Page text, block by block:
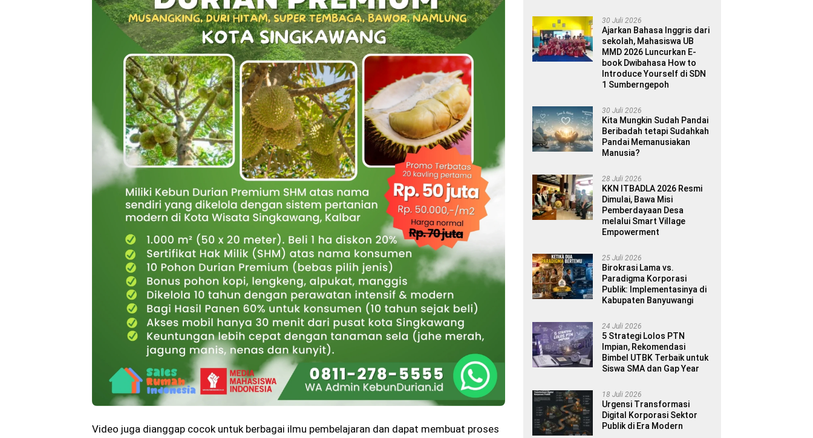
Video juga dianggap cocok untuk berbagai ilmu pembelajaran dan dapat membuat proses
30 Juli 2026
Ajarkan Bahasa Inggris dari
sekolah, Mahasiswa UB
MMD 2026 Luncurkan E-
book Dwibahasa How to
Introduce Yourself di SDN
1 Sumberngepoh
30 Juli 2026
Kita Mungkin Sudah Pandai
Beribadah tetapi Sudahkah
Pandai Memanusiakan
Manusia?
28 Juli 2026
KKN ITBADLA 2026 Resmi
Dimulai, Bawa Misi
Pemberdayaan Desa
melalui Smart Village
Empowerment
25 Juli 2026
Birokrasi Lama vs.
Paradigma Korporasi
Publik: Implementasinya di
Kabupaten Banyuwangi
24 Juli 2026
5 Strategi Lolos PTN
Impian, Rekomendasi
Bimbel UTBK Terbaik untuk
Siswa SMA dan Gap Year
18 Juli 2026
Urgensi Transformasi
Digital Korporasi Sektor
Publik di Era Modern